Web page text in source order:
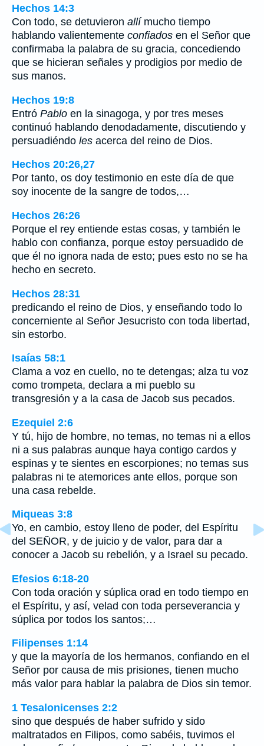
Hechos 14:3
Con todo, se detuvieron allímucho tiempo
hablando valientemente confiados en el Señor que
confirmaba la palabra de su gracia, concediendo
que se hicieran señales y prodigios por medio de
sus manos.
Hechos 19:8
Entró Pablo en la sinagoga, y por tres meses
continuó hablando denodadamente, discutiendo y
persuadiéndo les acerca del reino de Dios.
Hechos 20:26,27
Por tanto, os doy testimonio en este día de que
soy inocente de la sangre de todos,…
Hechos 26:26
Porque el rey entiende estas cosas, y también le
hablo con confianza, porque estoy persuadido de
que él no ignora nada de esto; pues esto no se ha
hecho en secreto.
Hechos 28:31
predicando el reino de Dios, y enseñando todo lo
concerniente al Señor Jesucristo con toda libertad,
sin estorbo.
Isaías 58:1
Clama a voz en cuello, no te detengas; alza tu voz
como trompeta, declara a mi pueblo su
transgresión y a la casa de Jacob sus pecados.
Ezequiel 2:6
Y tú, hijo de hombre, no temas, no temas ni a ellos
ni a sus palabras aunque haya contigo cardos y
espinas y te sientes en escorpiones; no temas sus
palabras ni te atemorices ante ellos, porque son
una casa rebelde.
Miqueas 3:8
Yo, en cambio, estoy lleno de poder, del Espíritu
del SEÑOR, y de juicio y de valor, para dar a
conocer a Jacob su rebelión, y a Israel su pecado.
Efesios 6:18-20
Con toda oración y súplica orad en todo tiempo en
el Espíritu, y así, velad con toda perseverancia y
súplica por todos los santos;…
Filipenses 1:14
y que la mayoría de los hermanos, confiando en el
Señor por causa de mis prisiones, tienen mucho
más valor para hablar la palabra de Dios sin temor.
1 Tesalonicenses 2:2
sino que después de haber sufrido y sido
maltratados en Filipos, como sabéis, tuvimos el